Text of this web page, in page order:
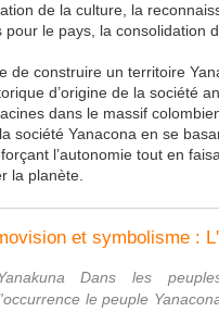
de la culture, la
pour le pays, la consolidation
de construire un territoire
d’origine de la société
dans le massif
société Yanacona en se
l’autonomie tout en
la planète.
Dans les
le peuple